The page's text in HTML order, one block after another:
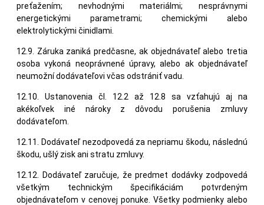
preťažením; nevhodnými materiálmi; nesprávnymi
energetickými parametrami; chemickými alebo
elektrolytickými činidlami.
12.9. Záruka zaniká predčasne, ak objednávateľ alebo tretia
osoba vykoná neoprávnené úpravy, alebo ak objednávateľ
neumožní dodávateľovi včas odstrániť vadu.
12.10. Ustanovenia čl. 12.2 až 12.8 sa vzťahujú aj na
akékoľvek iné nároky z dôvodu porušenia zmluvy
dodávateľom.
12.11. Dodávateľ nezodpovedá za nepriamu škodu, následnú
škodu, ušlý zisk ani stratu zmluvy.
12.12. Dodávateľ zaručuje, že predmet dodávky zodpovedá
všetkým technickým špecifikáciám potvrdeným
objednávateľom v cenovej ponuke. Všetky podmienky alebo